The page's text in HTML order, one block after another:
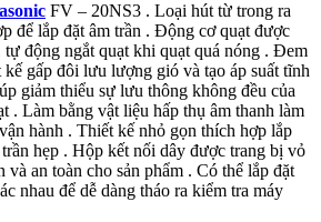
FV – 20NS3 . Loại hút từ trong ra
để lắp đặt âm trần . Động cơ quạt được
tự động ngắt quạt khi quạt quá nóng . Đem
gấp đôi lưu lượng gió và tạo áp suất tĩnh
giảm thiểu sự lưu thông không đều của
. Làm bằng vật liệu hấp thụ âm thanh làm
hành . Thiết kế nhỏ gọn thích hợp lắp
hẹp . Hộp kết nối dây được trang bị vỏ
an toàn cho sản phẩm . Có thể lắp đặt
nhau để dễ dàng tháo ra kiểm tra máy